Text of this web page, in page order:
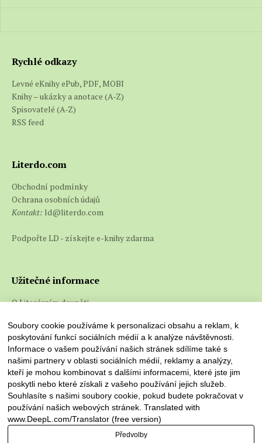
Rychlé odkazy
Levné eKnihy ePub, PDF, MOBI
Knihy – ukázky a anotace (A-Z)
Spisovatelé (A-Z)
RSS feed
Literdo.com
Obchodní podmínky
Ochrana osobních údajů
Kontakt: ld@literdo.com
Podpořte LD - získejte e-knihy zdarma
Užitečné informace
O Literárním doupěti
Literární doupě © 2026. Všechna práva vyhrazena
Soubory cookie používáme k personalizaci obsahu a reklam, k
poskytování funkcí sociálních médií a k analýze návštěvnosti.
Informace o vašem používání našich stránek sdílíme také s
našimi partnery v oblasti sociálních médií, reklamy a analýzy,
kteří je mohou kombinovat s dalšími informacemi, které jste jim
poskytli nebo které získali z vašeho používání jejich služeb.
Souhlasíte s našimi soubory cookie, pokud budete pokračovat v
používání našich webových stránek. Translated with
www.DeepL.com/Translator (free version)
Předvolby